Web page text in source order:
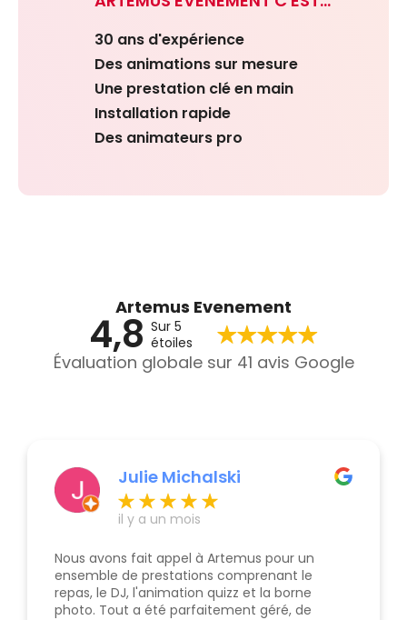
30 ans d'expérience
Des animations sur mesure
Une prestation clé en main
Installation rapide
Des animateurs pro
Artemus Evenement
4,8 Sur 5
étoiles
Évaluation globale sur 41 avis Google
Julie Michalski
il y a un mois
Nous avons fait appel à Artemus pour un
ensemble de prestations comprenant le
repas, le DJ, l'animation quizz et la borne
photo. Tout a été parfaitement géré, de